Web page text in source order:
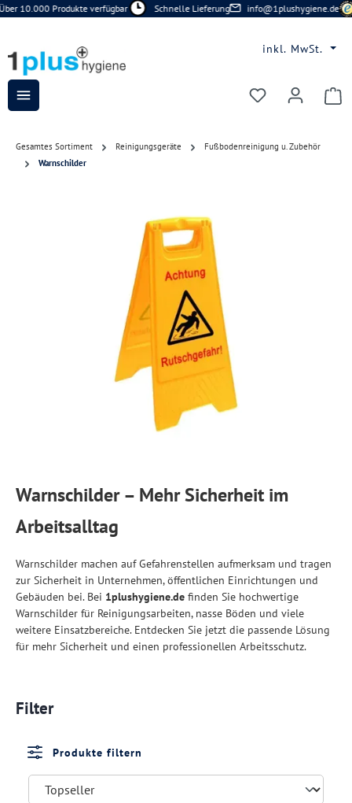
Zum Hauptinhalt springen
10.000 Produkte verfügbar Schnelle Lieferung info@1plushygiene.de
inkl. MwSt.
Du hast 0
Gesamtes Sortiment Reinigungsgeräte
Fußbodenreinigung u. Zubehör
Warnschilder
Warnschilder – Mehr Sicherheit im
Arbeitsalltag
Warnschilder machen auf Gefahrenstellen aufmerksam und tragen
zur Sicherheit in Unternehmen, öffentlichen Einrichtungen und
Gebäuden bei. Bei 1plushygiene.de finden Sie hochwertige
Warnschilder für Reinigungsarbeiten, nasse Böden und viele
weitere Einsatzbereiche. Entdecken Sie jetzt die passende Lösung
für mehr Sicherheit und einen professionellen Arbeitsschutz.
Filter
Produkte filtern